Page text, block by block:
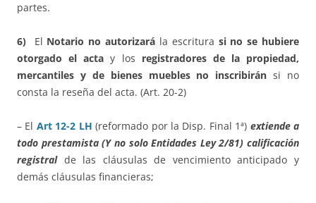
partes.
6) El Notario no autorizará la escritura si no se hubiere
otorgado el actay los registradores de la propiedad,
mercantiles y de bienes muebles no inscribirán si no
consta la reseña del acta. (Art. 20-2)
– El Art 12-2 LH (reformado por la Disp. Final 1ª) extiende a
todo prestamista (Y no solo Entidades Ley 2/81) calificación
registral de las cláusulas de vencimiento anticipado y
demás cláusulas financieras;